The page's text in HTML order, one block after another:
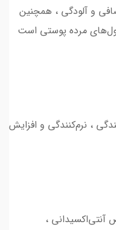
و آلودگی ، همچنین
مرده پوستی است
، نرم‌کنندگی و افزایش
،